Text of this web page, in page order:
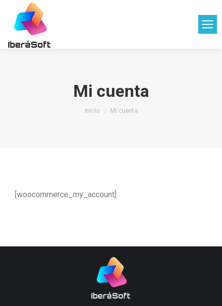
Mi cuenta
Estás aquí:
Inicio Mi cuenta
[woocommerce_my_account]